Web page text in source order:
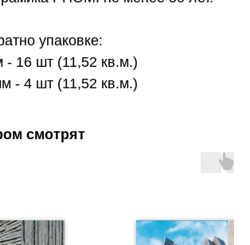
упаковке:
- 16 шт (11,52 кв.м.)
- 4 шт (11,52 кв.м.)
смотрят